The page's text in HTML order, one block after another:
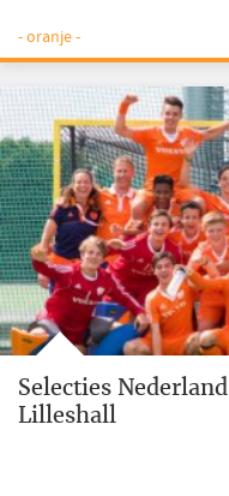
- oranje -
Selecties
Lilleshall